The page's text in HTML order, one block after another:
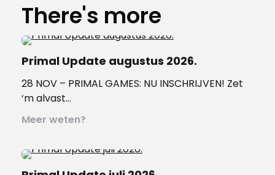
There's more
Primal Update augustus 2026.
28 NOV – PRIMAL GAMES: NU INSCHRIJVEN! Zet
‘m alvast…
Meer weten?